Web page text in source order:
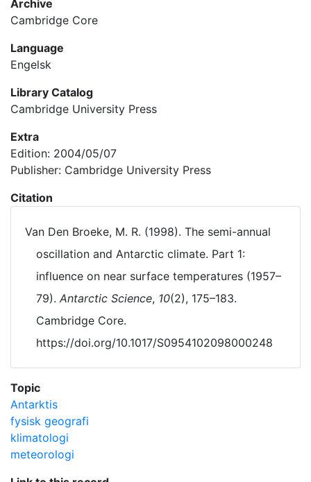
Archive
Cambridge Core
Language
Engelsk
Library Catalog
Cambridge University Press
Extra
Edition: 2004/05/07
Publisher: Cambridge University Press
Citation
Van Den Broeke, M. R. (1998). The semi-annual
oscillation and Antarctic climate. Part 1:
influence on near surface temperatures (1957–
79). Antarctic Science, 10(2), 175–183.
Cambridge Core.
https://doi.org/10.1017/S0954102098000248
Topic
Antarktis
fysisk geografi
klimatologi
meteorologi